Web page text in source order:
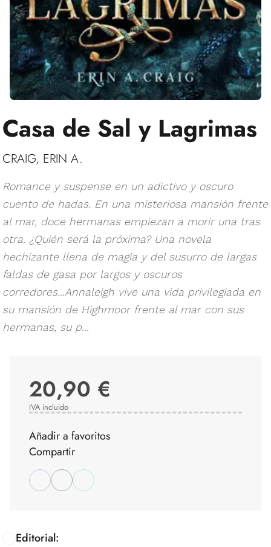
Casa de Sal y Lagrimas
CRAIG, ERIN A.
Romance y suspense en un adictivo y oscuro
cuento de hadas. En una misteriosa mansión frente
al mar, doce hermanas empiezan a morir una tras
otra. ¿Quién será la próxima? Una novela
hechizante llena de magia y del susurro de largas
faldas de gasa por largos y oscuros
corredores...Annaleigh vive una vida privilegiada en
su mansión de Highmoor frente al mar con sus
hermanas, su p...
Editorial:
20,90 €
IVA incluido
Añadir a favoritos
Compartir